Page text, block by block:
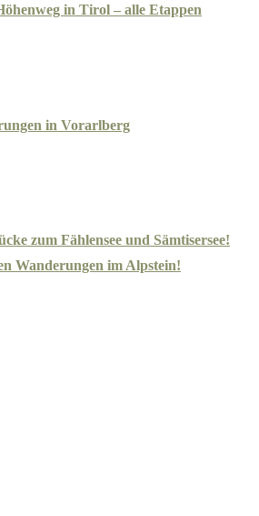
in Tirol – alle Etappen
in Vorarlberg
zum Fählensee und Sämtisersee!
Wanderungen im Alpstein!